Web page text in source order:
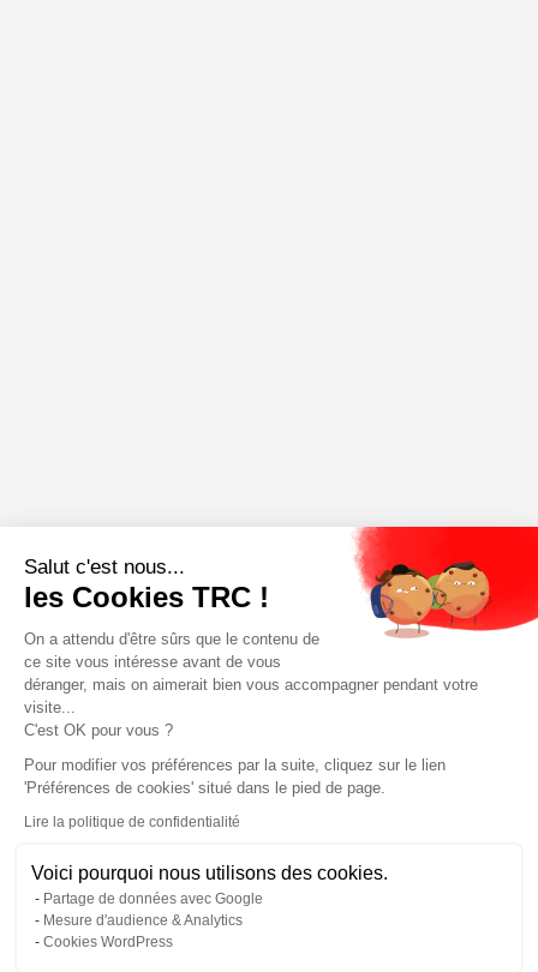
Salut c'est nous...
les Cookies TRC !
On a attendu d'être sûrs que le contenu de
ce site vous intéresse avant de vous
déranger, mais on aimerait bien vous accompagner pendant votre
visite...
C'est OK pour vous ?
Pour modifier vos préférences par la suite, cliquez sur le lien
'Préférences de cookies' situé dans le pied de page.
Lire la politique de confidentialité
Voici pourquoi nous utilisons des cookies.
Partage de données avec Google
Mesure d'audience & Analytics
Cookies WordPress